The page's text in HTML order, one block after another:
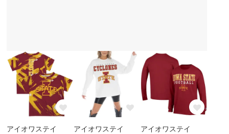
アイオワステイ
アイオワステイ
アイオワステイ